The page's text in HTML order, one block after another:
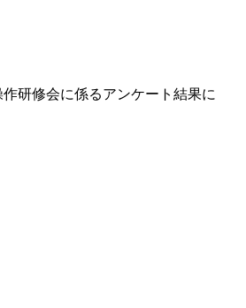
研修会に係るアンケート結果に